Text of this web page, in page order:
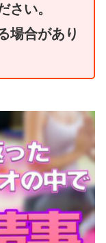
さい。
場合があり